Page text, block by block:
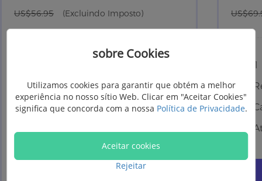
US$56.95 (Excluindo Imposto)
Renovação automática
Cancelar a qualquer momento
Comprar Agora
sobre Cookies
Utilizamos cookies para garantir que obtém a melhor
experiência no nosso sítio Web. Clicar em "Aceitar Cookies"
significa que concorda com a nossa Política de Privacidade.
Aceitar cookies
Rejeitar